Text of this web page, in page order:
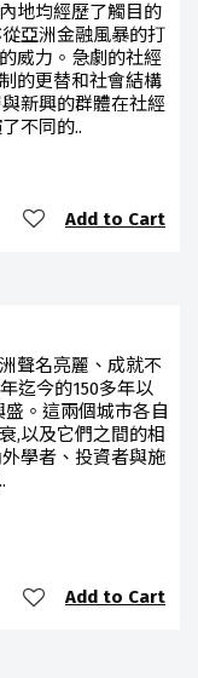
地均經歷了觸目的
亞洲金融風暴的打
威力。急劇的社經
的更替和社會結構
新興的群體在社經
不同的..
Add to Cart
聲名亮麗、成就不
迄今的150多年以
。這兩個城市各自
,以及它們之間的相
學者、投資者與施
Add to Cart